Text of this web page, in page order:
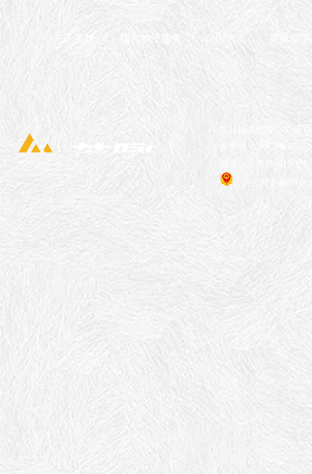
关于英脉 综合物流服务
英脉物流有限公司 版
备案号：沪ICP备